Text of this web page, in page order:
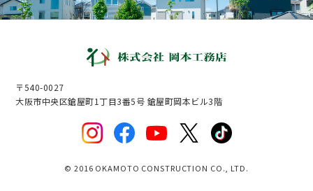
〒540-0027
大阪市中央区鎗屋町1丁目3番5号 鎗屋町岡本ビル3階
© 2016 OKAMOTO CONSTRUCTION CO., LTD.